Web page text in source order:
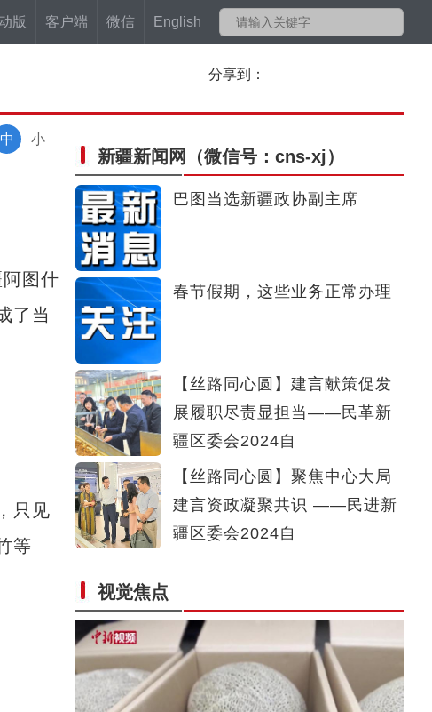
版 客户端 微信 English
分享到：
小
中
图什
了当
只见
等
新疆新闻网 （微信号：cns-xj）
巴图当选新疆政协副主席
春节假期，这些业务正常办理
【丝路同心圆】建言献策促发
展履职尽责显担当——民革新
疆区委会2024自
【丝路同心圆】聚焦中心大局
建言资政凝聚共识 ——民进新
疆区委会2024自
视觉焦点
【新春纪事】上春晚、挂灯笼……看新疆历史
新疆库车市：“村晚”迎新春 年味扑面来